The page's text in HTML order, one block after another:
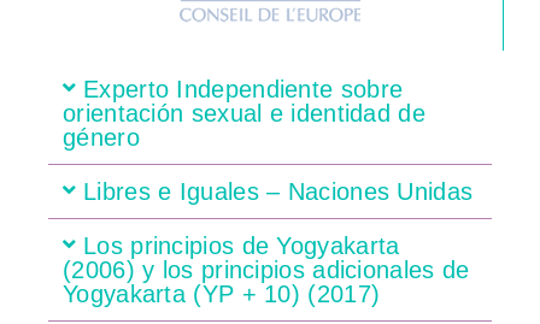
Experto Independiente sobre
orientación sexual e identidad de
género
Libres e Iguales – Naciones Unidas
Los principios de Yogyakarta
(2006) y los principios adicionales de
Yogyakarta (YP + 10) (2017)